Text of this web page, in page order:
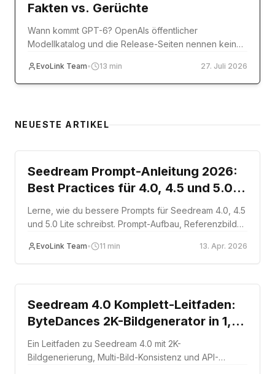
Fakten vs. Gerüchte
Wann kommt GPT-6? OpenAIs öffentlicher
Modellkatalog und die Release-Seiten nennen kein
Polymarket & Co.
EvoLink Team• 13 min 27. Juli 2026
NEUESTE ARTIKEL
Seedream Prompt-Anleitung 2026:
Best Practices für 4.0, 4.5 und 5.0
Lite
Lerne, wie du bessere Prompts für Seedream 4.0, 4.5
und 5.0 Lite schreibst. Prompt-Aufbau, Referenzbilder,
EvoLink Team• 11 min 13. Apr. 2026
Tutorial
Seedream 4.0 Komplett-Leitfaden:
ByteDances 2K-Bildgenerator in 1,8
Sekunden [2025]
Ein Leitfaden zu Seedream 4.0 mit 2K-
Bildgenerierung, Multi-Bild-Konsistenz und API-